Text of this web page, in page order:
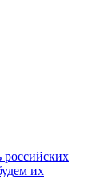
российских
их